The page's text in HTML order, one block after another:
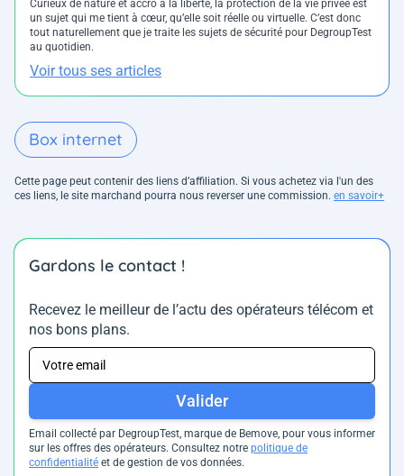
Curieux de nature et accro à la liberté, la protection de la vie privée est
un sujet qui me tient à cœur, qu’elle soit réelle ou virtuelle. C’est donc
tout naturellement que je traite les sujets de sécurité pour DegroupTest
au quotidien.
Voir tous ses articles
Box internet
Cette page peut contenir des liens d’affiliation. Si vous achetez via l'un des
ces liens, le site marchand pourra nous reverser une commission. en savoir+
Gardons le contact !
Recevez le meilleur de l’actu des opérateurs télécom et
nos bons plans.
Valider
Email collecté par DegroupTest, marque de Bemove, pour vous informer
sur les offres des opérateurs. Consultez notre politique de
confidentialité et de gestion de vos données.